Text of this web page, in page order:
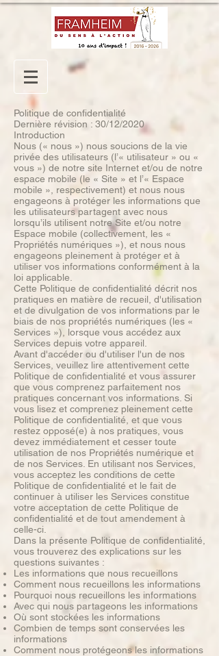
Politique de confidentialité
Dernière révision : 30/12/2020
Introduction
Nous (« nous ») nous soucions de la vie
privée des utilisateurs (l’« utilisateur » ou «
vous ») de notre site Internet et/ou de notre
espace mobile (le « Site » et l’« Espace
mobile », respectivement) et nous nous
engageons à protéger les informations que
les utilisateurs partagent avec nous
lorsqu’ils utilisent notre Site et/ou notre
Espace mobile (collectivement, les «
Propriétés numériques »), et nous nous
engageons pleinement à protéger et à
utiliser vos informations conformément à la
loi applicable.
Cette Politique de confidentialité décrit nos
pratiques en matière de recueil, d'utilisation
et de divulgation de vos informations par le
biais de nos propriétés numériques (les «
Services »), lorsque vous accédez aux
Services depuis votre appareil.
Avant d'accéder ou d'utiliser l'un de nos
Services, veuillez lire attentivement cette
Politique de confidentialité et vous assurer
que vous comprenez parfaitement nos
pratiques concernant vos informations. Si
vous lisez et comprenez pleinement cette
Politique de confidentialité, et que vous
restez opposé(e) à nos pratiques, vous
devez immédiatement et cesser toute
utilisation de nos Propriétés numérique et
de nos Services. En utilisant nos Services,
vous acceptez les conditions de cette
Politique de confidentialité et le fait de
continuer à utiliser les Services constitue
votre acceptation de cette Politique de
confidentialité et de tout amendement à
celle-ci.
Dans la présente Politique de confidentialité,
vous trouverez des explications sur les
questions suivantes :
Les informations que nous recueillons
Comment nous recueillons les informations
Pourquoi nous recueillons les informations
Avec qui nous partageons les informations
Où sont stockées les informations
Combien de temps sont conservées les
informations
Comment nous protégeons les informations